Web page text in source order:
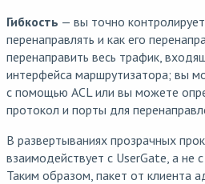
Гибкость — вы точно
перенаправлять и как его
перенаправить весь трафик,
интерфейса маршрутизатора; вы
с помощью ACL или вы можете
протокол и порты для
В развертываниях прозрачных
взаимодействует с UserGate, а не
Таким образом, пакет от клиента